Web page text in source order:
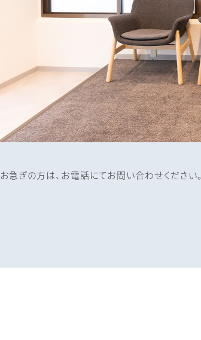
お急ぎの方は、お電話にてお問い合わせください。